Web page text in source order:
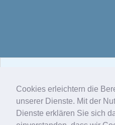
Cookies erleichtern die
unserer Dienste. Mit der
Dienste erklären Sie sich
Mitglieder
We use essentialcookiesto
cookies to enhance your
See further information and